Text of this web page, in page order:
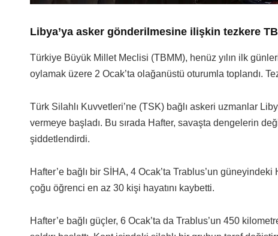
Libya’ya asker gönderilmesine ilişkin tezkere
Türkiye Büyük Millet Meclisi (TBMM), henüz yılın ilk
oylamak üzere 2 Ocak’ta olağanüstü oturumla toplandı.
Türk Silahlı Kuvvetleri’ne (TSK) bağlı askeri uzmanlar
vermeye başladı. Bu sırada Hafter, savaşta dengelerin
şiddetlendirdi.
Hafter’e bağlı bir SİHA, 4 Ocak’ta Trablus’un
çoğu öğrenci en az 30 kişi hayatını kaybetti.
Hafter’e bağlı güçler, 6 Ocak’ta da Trablus’un 450